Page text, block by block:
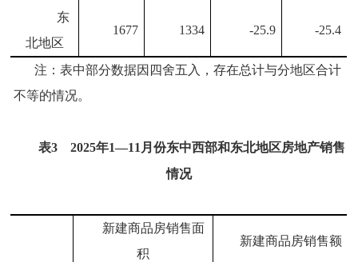
东
北地区
1677 1334 -25.9 -25.4
注：表中部分数据因四舍五入，存在总计与分地区合计
不等的情况。
表3 2025年1—11 月份东中西部和东北地区房地产销售
情况
新建商品房销售面
积
新建商品房销售额